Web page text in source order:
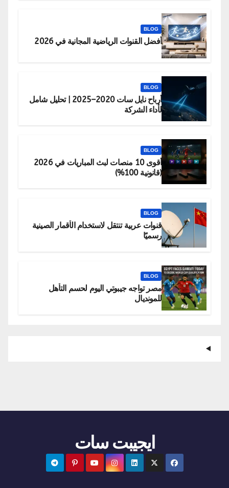
BLOG
أفضل القنوات الرياضية المجانية في 2026
BLOG
أرباح نايل سات 2020–2025 | تحليل شامل
لأداء الشركة
BLOG
أقوى 10 منصات لبث المباريات في 2026
(قانونية 100%)
BLOG
قنوات عربية تنتقل لاستخدام الأقمار الصينية
رسميًا
BLOG
مصر تواجه جيبوتي اليوم لحسم التأهل
للمونديال
ايجيبت سات